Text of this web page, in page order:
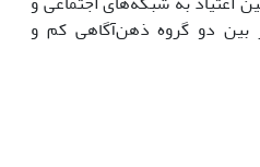
بین دو گروه ذهن‌آگاهی کم و